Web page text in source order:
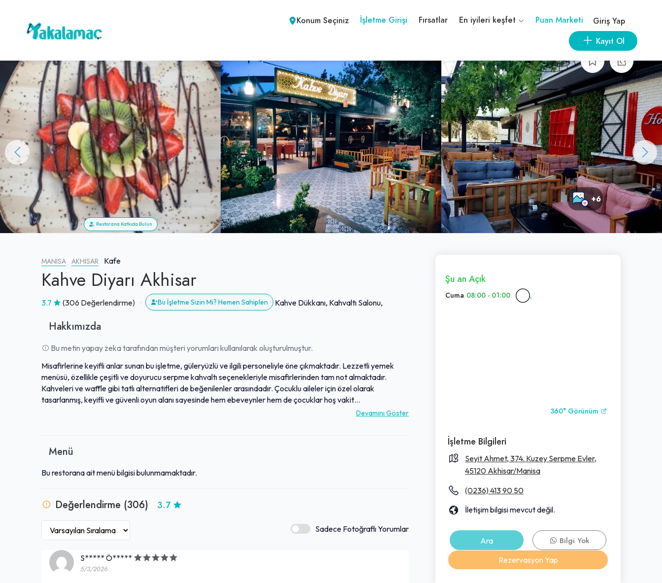
Konum Seçiniz İşletme Girişi Fırsatlar En iyileri keşfet Puan Marketi
Giriş Yap
Kayıt Ol
+6
Restorana Katkıda Bulun
MANISA AKHISAR Kafe
Kahve Diyarı Akhisar
3.7 (306 Değerlendirme) Bu İşletme Sizin Mi? Hemen Sahiplen Kahve Dükkanı, Kahvaltı Salonu,
Hakkımızda
Bu metin yapay zeka tarafından müşteri yorumları kullanılarak oluşturulmuştur.
Misafirlerine keyifli anlar sunan bu işletme, güleryüzlü ve ilgili personeliyle öne çıkmaktadır. Lezzetli yemek
menüsü, özellikle çeşitli ve doyurucu serpme kahvaltı seçenekleriyle misafirlerinden tam not almaktadır.
Kahveleri ve waffle gibi tatlı alternatifleri de beğenilenler arasındadır. Çocuklu aileler için özel olarak
tasarlanmış, keyifli ve güvenli oyun alanı sayesinde hem ebeveynler hem de çocuklar hoş vakit
geçirebilmektedir. Yolculuk molaları için ideal bir konumda bulunan mekan, temiz ve nezih ortamıyla tercih
Devamını Göster
Menü
Bu restorana ait menü bilgisi bulunmamaktadır.
Değerlendirme (306) 3.7
Sadece Fotoğraflı Yorumlar
S***** Ö*****
5/3/2026
Şu an Açık
Cuma 08:00 - 01:00
360° Görünüm
İşletme Bilgileri
Seyit Ahmet, 374. Kuzey Serpme Evler,
45120 Akhisar/Manisa
(0236) 413 90 50
İletişim bilgisi mevcut değil.
Ara
Bilgi Yok
Rezervasyon Yap